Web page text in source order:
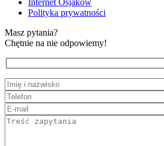
Polityka prywatności
Masz pytania?
Chętnie na nie odpowiemy!